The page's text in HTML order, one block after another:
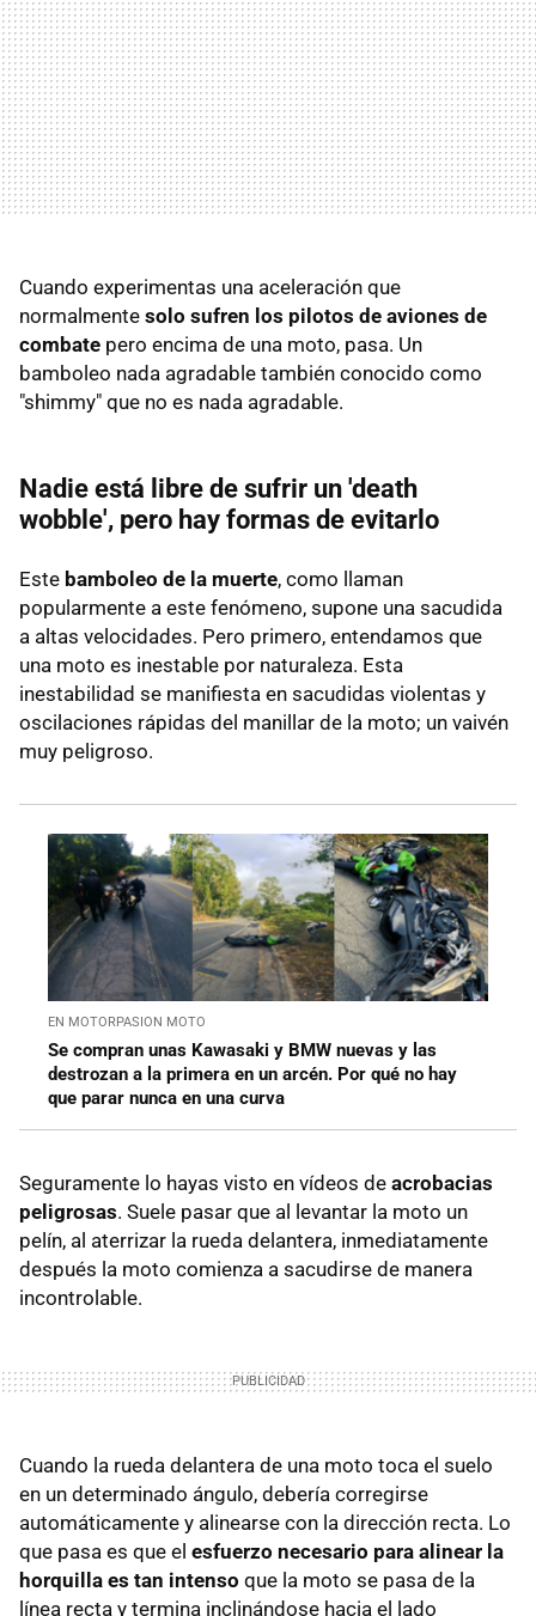
Cuando experimentas una aceleración que
normalmente solo sufren los pilotos de aviones de
combate pero encima de una moto, pasa. Un
bamboleo nada agradable también conocido como
"shimmy" que no es nada agradable.
Nadie está libre de sufrir un 'death
wobble', pero hay formas de evitarlo
Este bamboleo de la muerte, como llaman
popularmente a este fenómeno, supone una sacudida
a altas velocidades. Pero primero, entendamos que
una moto es inestable por naturaleza. Esta
inestabilidad se manifiesta en sacudidas violentas y
oscilaciones rápidas del manillar de la moto; un vaivén
muy peligroso.
EN MOTORPASION MOTO
Se compran unas Kawasaki y BMW nuevas y las
destrozan a la primera en un arcén. Por qué no hay
que parar nunca en una curva
Seguramente lo hayas visto en vídeos de acrobacias
peligrosas. Suele pasar que al levantar la moto un
pelín, al aterrizar la rueda delantera, inmediatamente
después la moto comienza a sacudirse de manera
incontrolable.
Cuando la rueda delantera de una moto toca el suelo
en un determinado ángulo, debería corregirse
automáticamente y alinearse con la dirección recta. Lo
que pasa es que el esfuerzo necesario para alinear la
horquilla es tan intenso que la moto se pasa de la
línea recta y termina inclinándose hacia el lado